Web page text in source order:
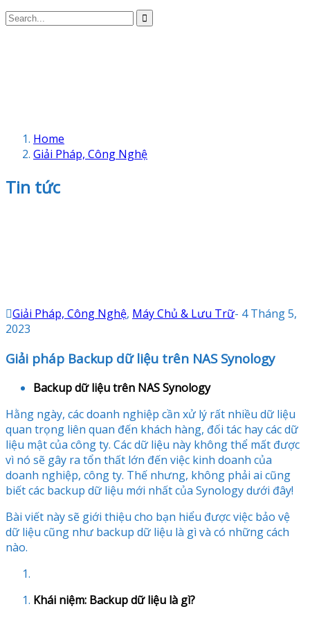
Home
Giải Pháp, Công Nghệ
Tin tức
Giải Pháp, Công Nghệ, Máy Chủ & Lưu Trữ- 4 Tháng 5,
2023
Giải pháp Backup dữ liệu trên NAS Synology
Backup dữ liệu trên NAS Synology
Hằng ngày, các doanh nghiệp cần xử lý rất nhiều dữ liệu
quan trọng liên quan đến khách hàng, đối tác hay các dữ
liệu mật của công ty. Các dữ liệu này không thể mất được
vì nó sẽ gây ra tổn thất lớn đến việc kinh doanh của
doanh nghiệp, công ty. Thế nhưng, không phải ai cũng
biết các backup dữ liệu mới nhất của Synology dưới đây!
Bài viết này sẽ giới thiệu cho bạn hiểu được việc bảo vệ
dữ liệu cũng như backup dữ liệu là gì và có những cách
nào.
Khái niệm: Backup dữ liệu là gì?